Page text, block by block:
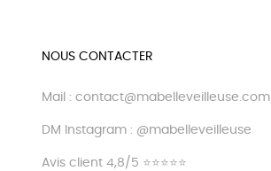
NOUS CONTACTER
Mail : contact@mabelleveilleuse.com
DM Instagram : @mabelleveilleuse
Avis client 4,8/5 ⭐⭐⭐⭐ ⭐